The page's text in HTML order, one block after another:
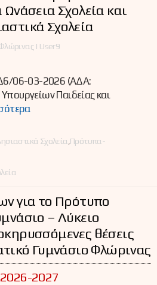
Σχολεία και
Σχολεία
| User9
06-03-2026 (ΑΔΑ:
Παιδείας και
Σχολεία Πρότυπα-
για το Πρότυπο
– Λύκειο
θέσεις
Γυμνάσιο Φλώρινας
2026-2027